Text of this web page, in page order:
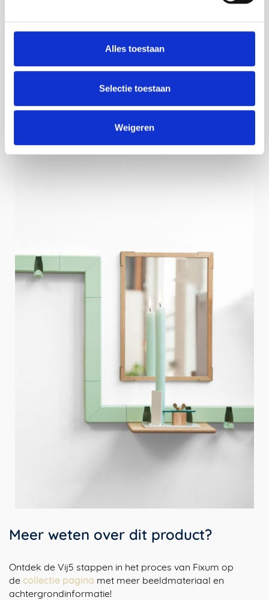
Alles toestaan
Selectie toestaan
Weigeren
Meer weten over dit product?
Ontdek de Vij5 stappen in het proces van Fixum op
de collectie pagina met meer beeldmateriaal en
achtergrondinformatie!